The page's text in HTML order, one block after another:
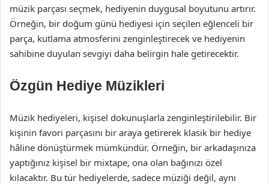
müzik parçası seçmek, hediyenin duygusal boyutunu artırır.
Örneğin, bir doğum günü hediyesi için seçilen eğlenceli bir
parça, kutlama atmosferini zenginleştirecek ve hediyenin
sahibine duyulan sevgiyi daha belirgin hale getirecektir.
Özgün Hediye Müzikleri
Müzik hediyeleri, kişisel dokunuşlarla zenginleştirilebilir. Bir
kişinin favori parçasını bir araya getirerek klasik bir hediye
hâline dönüştürmek mümkündür. Örneğin, bir arkadaşınıza
yaptığınız kişisel bir mixtape, ona olan bağınızı özel
kılacaktır. Bu tür hediyelerde, sadece müziği değil, aynı